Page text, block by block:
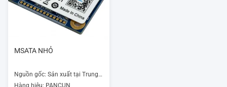
MSATA NHỎ
Nguồn gốc: Sản xuất tại Trung Quốc
Hàng hiệu: PANCUN